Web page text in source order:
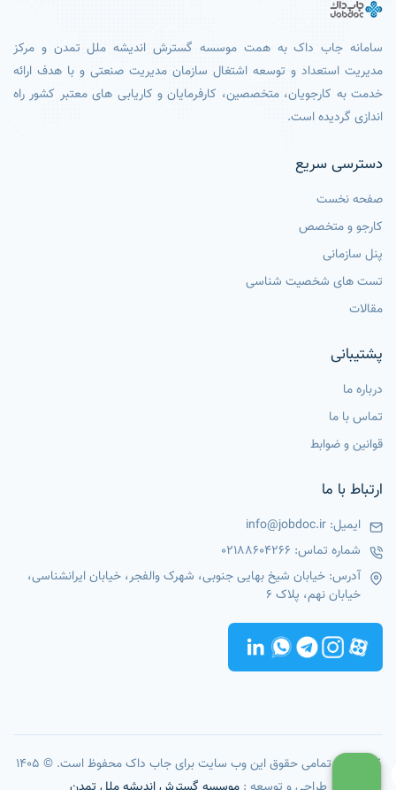
سامانه جاب داک به همت موسسه گسترش اندیشه ملل تمدن و مرکز
مدیریت استعداد و توسعه اشتغال سازمان مدیریت صنعتی و با هدف ارائه
خدمت به کارجویان، متخصصین، کارفرمایان و کاریابی های معتبر کشور راه
اندازی گردیده است.
دسترسی سریع
صفحه نخست
کارجو و متخصص
پنل سازمانی
تست های شخصیت شناسی
مقالات
پشتیبانی
درباره ما
تماس با ما
قوانین و ضوابط
ارتباط با ما
ایمیل: info@jobdoc.ir
شماره تماس: 02188604266
آدرس: خیابان شیخ بهایی جنوبی، شهرک والفجر، خیابان ایرانشناسی،
خیابان نهم، پلاک 6
کپی رایت تمامی حقوق این وب سایت برای جاب داک محفوظ است. © 1405